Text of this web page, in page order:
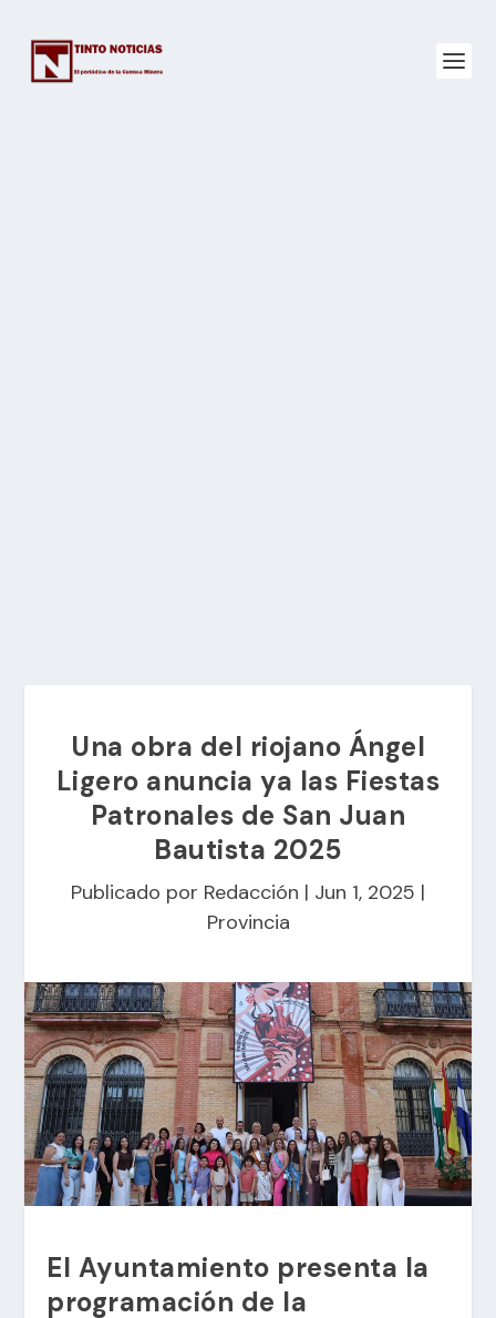
Una obra del riojano Ángel
Ligero anuncia ya las Fiestas
Patronales de San Juan
Bautista 2025
Publicado por Redacción | Jun 1, 2025 |
Provincia
El Ayuntamiento presenta la
programación de la